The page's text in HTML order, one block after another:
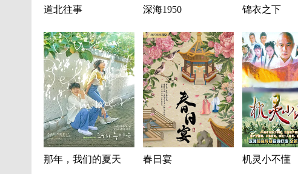
道北往事 深海1950 锦衣之下
那年，我们的夏天 春日宴 机灵小不懂